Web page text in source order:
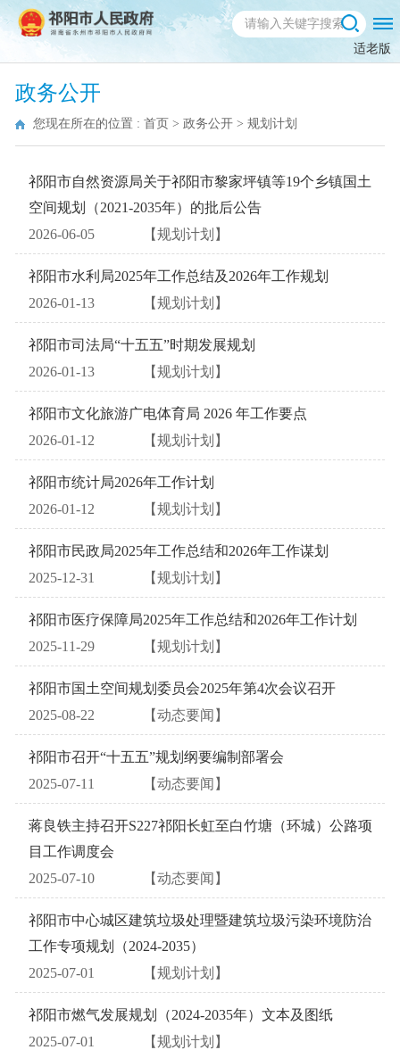
适老版
政务公开
您现在所在的位置 : 首页 > 政务公开 > 规划计划
祁阳市自然资源局关于祁阳市黎家坪镇等19个乡镇国土
空间规划（2021-2035年）的批后公告
2026-06-05
【规划计划】
祁阳市水利局2025年工作总结及2026年工作规划
2026-01-13
【规划计划】
祁阳市司法局“十五五”时期发展规划
2026-01-13
【规划计划】
祁阳市文化旅游广电体育局 2026 年工作要点
2026-01-12
【规划计划】
祁阳市统计局2026年工作计划
2026-01-12
【规划计划】
祁阳市民政局2025年工作总结和2026年工作谋划
2025-12-31
【规划计划】
祁阳市医疗保障局2025年工作总结和2026年工作计划
2025-11-29
【规划计划】
祁阳市国土空间规划委员会2025年第4次会议召开
2025-08-22
【动态要闻】
祁阳市召开“十五五”规划纲要编制部署会
2025-07-11
【动态要闻】
蒋良铁主持召开S227祁阳长虹至白竹塘（环城）公路项
目工作调度会
2025-07-10
【动态要闻】
祁阳市中心城区建筑垃圾处理暨建筑垃圾污染环境防治
工作专项规划（2024-2035）
2025-07-01
【规划计划】
祁阳市燃气发展规划（2024-2035年）文本及图纸
2025-07-01
【规划计划】